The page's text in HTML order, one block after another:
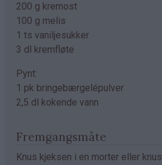
200 g kremost
100 g melis
1 ts vaniljesukker
3 dl kremfløte
Pynt:
1 pk bringebærgelépulver
2,5 dl kokende vann
Fremgangsmåte
Knus kjeksen i en morter eller